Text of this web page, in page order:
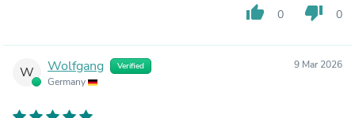
thumb_up 0 thumb_down 0
W Wolfgang Verified
Germany
9 Mar 2026